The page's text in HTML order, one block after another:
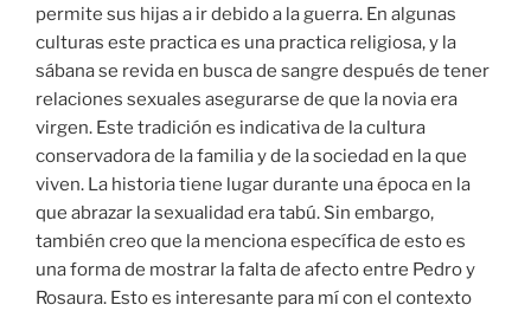
permite sus hijas a ir debido a la guerra. En algunas
culturas este practica es una practica religiosa, y la
sábana se revida en busca de sangre después de tener
relaciones sexuales asegurarse de que la novia era
virgen. Este tradición es indicativa de la cultura
conservadora de la familia y de la sociedad en la que
viven. La historia tiene lugar durante una época en la
que abrazar la sexualidad era tabú. Sin embargo,
también creo que la menciona específica de esto es
una forma de mostrar la falta de afecto entre Pedro y
Rosaura. Esto es interesante para mí con el contexto